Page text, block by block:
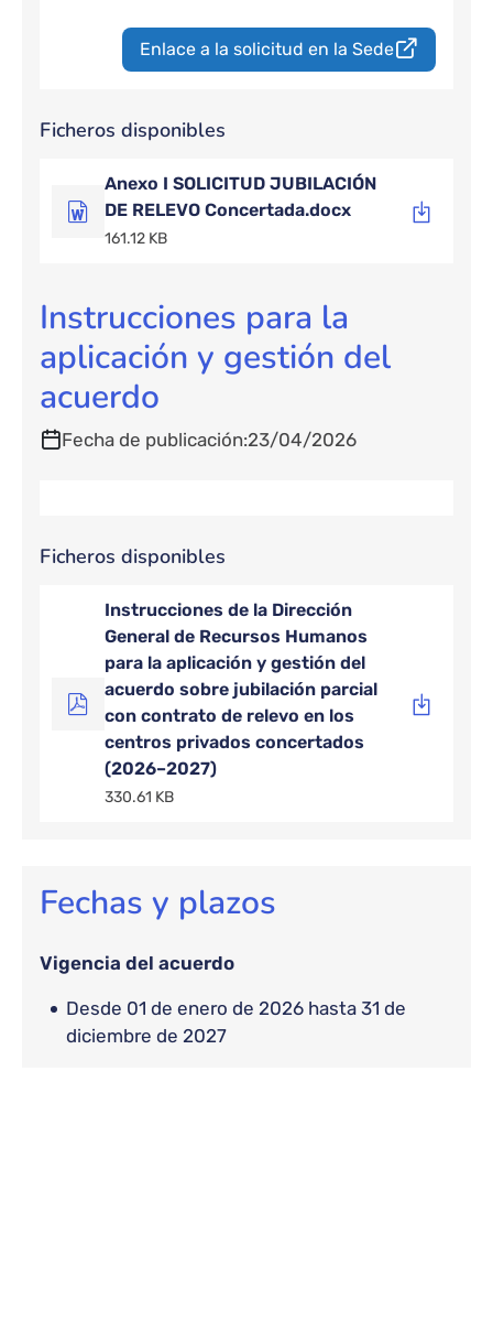
Enlace a la solicitud en la Sede
Ficheros disponibles
Anexo I SOLICITUD JUBILACIÓN
DE RELEVO Concertada.docx
161.12 KB
Instrucciones para la
aplicación y gestión del
acuerdo
Fecha de publicación 23/04/2026
Ficheros disponibles
Instrucciones de la Dirección
General de Recursos Humanos
para la aplicación y gestión del
acuerdo sobre jubilación parcial
con contrato de relevo en los
centros privados concertados
(2026–2027)
330.61 KB
Fechas y plazos
Vigencia del acuerdo
desde 01 de enero de 2026 hasta 31 de
diciembre de 2027